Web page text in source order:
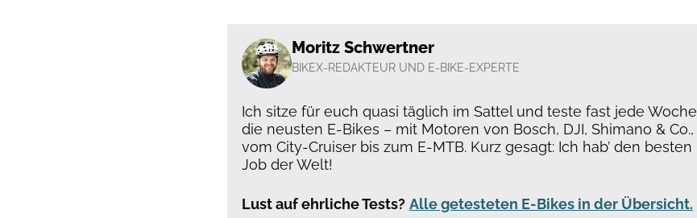
Moritz Schwertner
BIKEX-REDAKTEUR UND E-BIKE-EXPERTE
Ich sitze für euch quasi täglich im Sattel und teste fast jede Woche
die neusten E-Bikes – mit Motoren von Bosch, DJI, Shimano & Co.,
vom City-Cruiser bis zum E-MTB. Kurz gesagt: Ich hab’ den besten
Job der Welt!
Lust auf ehrliche Tests? Alle getesteten E-Bikes in der Übersicht.